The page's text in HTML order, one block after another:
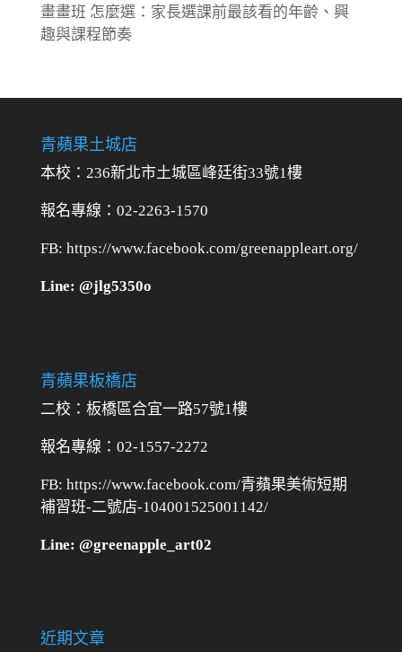
畫畫班 怎麼選：家長選課前最該看的年齡、興
趣與課程節奏
青蘋果土城店
本校：236新北市土城區峰廷街33號1樓
報名專線：02-2263-1570
FB: https://www.facebook.com/greenappleart.org/
Line: @jlg5350o
青蘋果板橋店
二校： 板橋區合宜一路57號1樓
報名專線：02-1557-2272
FB: https://www.facebook.com/青蘋果美術短期
補習班-二號店-104001525001142/
Line: @greenapple_art02
近期文章